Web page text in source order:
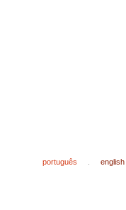
português english